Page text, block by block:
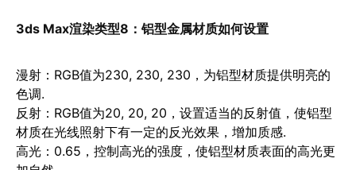
3ds Max渲染类型8： 铝型金属材质如何设置
漫射 ：RGB值为230, 230, 230，为铝型材质提供明亮的
色调.
反射 ：RGB值为20, 20, 20，设置适当的反射值，使铝型
材质在光线照射下有一定的反光效果，增加质感.
高光 ：0.65，控制高光的强度，使铝型材质表面的高光更